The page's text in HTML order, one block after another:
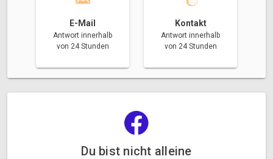
E-Mail
Antwort innerhalb
von 24 Stunden
Kontakt
Antwort innerhalb
von 24 Stunden
Du bist nicht alleine